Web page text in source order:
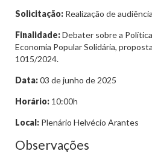
Solicitação: Realização de
Finalidade:Debater sobre a
Economia Popular Solidária,
1015/2024.
Data:03 de junho de 2025
Horário: 10:00h
Local: Plenário Helvécio Arantes
Observações